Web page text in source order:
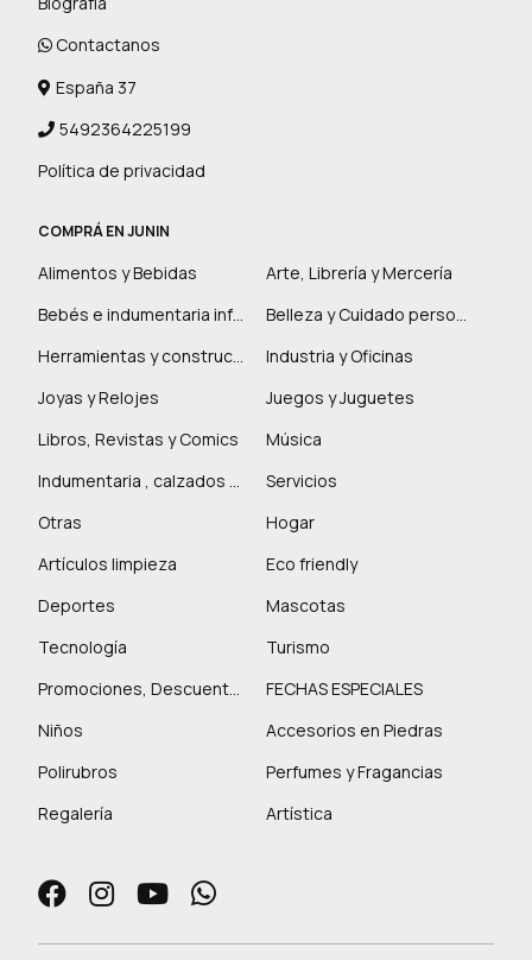
Contactanos
España 37
5492364225199
Política de privacidad
COMPRÁ EN JUNIN
Alimentos y Bebidas
Arte, Librería y Mercería
Industria y Oficinas
Joyas y Relojes
Juegos y Juguetes
Libros, Revistas y Comics
Música
Servicios
Otras
Hogar
Artículos limpieza
Eco friendly
Deportes
Mascotas
Tecnología
Turismo
FECHAS ESPECIALES
Niños
Accesorios en Piedras
Polirubros
Perfumes y Fragancias
Regalería
Artística